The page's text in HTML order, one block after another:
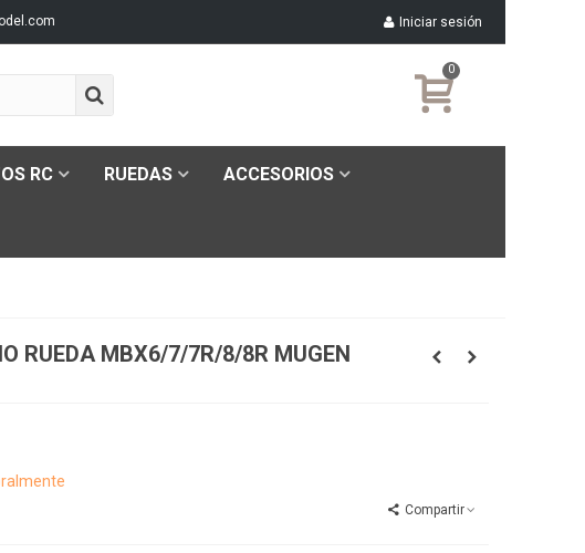
Iniciar sesión
0
RC RUEDAS ACCESORIOS
RUEDA MBX6/7/7R/8/8R MUGEN
Compartir